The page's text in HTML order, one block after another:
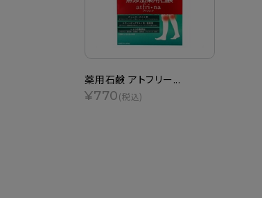
薬用石鹸 アトフリー...
¥770(税込)